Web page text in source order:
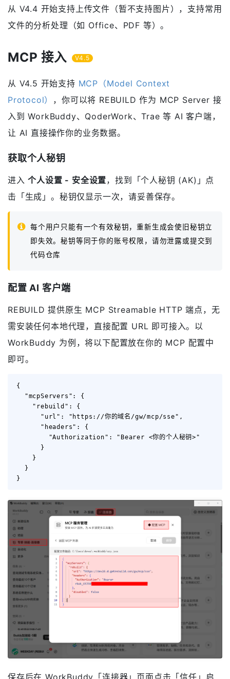
从 V4.4 开始支持上传文件（暂不支持图片），支持常用
文件的分析处理（如 Office、PDF 等）。
MCP 接入 V4.5
从 V4.5 开始支持 MCP（Model Context
Protocol） ，你可以将 REBUILD 作为 MCP Server 接
入到 WorkBuddy、QoderWork、Trae 等 AI 客户端，
让 AI 直接操作你的业务数据。
获取个人秘钥
进入个人设置 - 安全设置，找到「个人秘钥 (AK)」点
击「生成」。秘钥仅显示一次，请妥善保存。
每个用户只能有一个有效秘钥，重新生成会使旧秘钥立
即失效。秘钥等同于你的账号权限，请勿泄露或提交到
代码仓库
配置 AI 客户端
REBUILD 提供原生 MCP Streamable HTTP 端点，无
需安装任何本地代理，直接配置 URL 即可接入。以
WorkBuddy 为例，将以下配置放在你的 MCP 配置中
即可。
{
  "mcpServers": {
    "rebuild": {
      "url": "https://你的域名/gw/mcp/sse",
      "headers": {
        "Authorization": "Bearer <你的个人秘钥>"
      }
    }
  }
保存后在 WorkBuddy「连接器」页面点击「信任」启